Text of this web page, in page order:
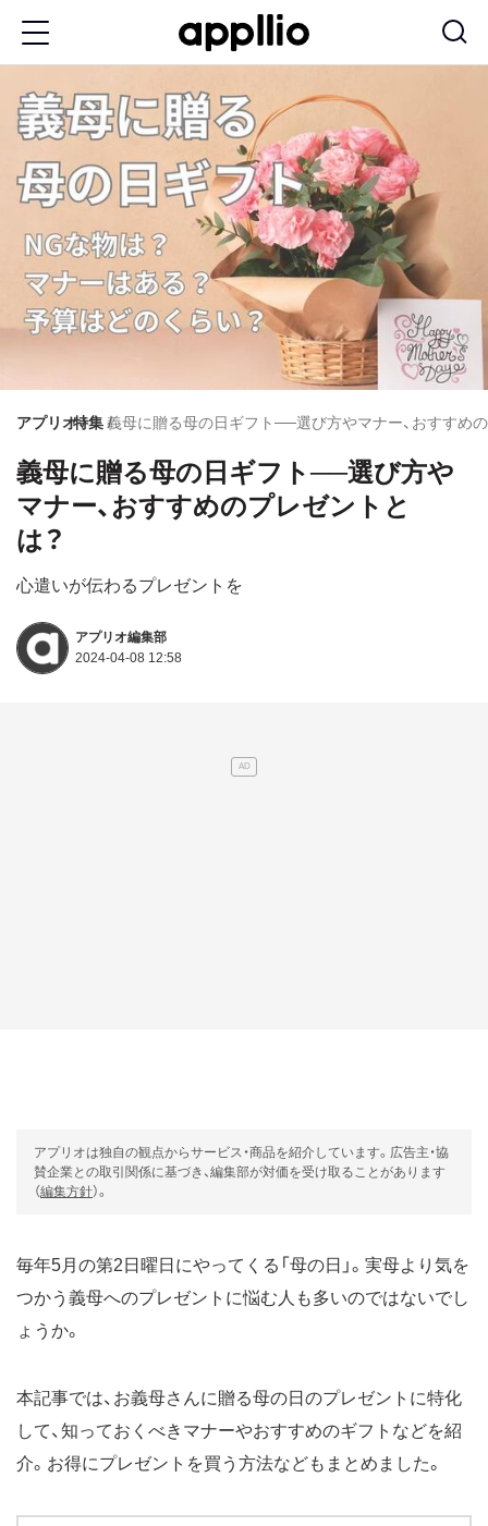
テ
移
アプリオ特集義母に贈る母の日ギフト──選び方やマナー、おすすめ
義母に贈る母の日ギフト──選び方や
マナー、おすすめのプレゼントと
は？
心遣いが伝わるプレゼントを
アプリオ編集部
2024-04-08 12:58
アプリオは独自の観点からサービス・商品を紹介しています。広告主・協
賛企業との取引関係に基づき、編集部が対価を受け取ることがあります
（編集方針）。
毎年5月の第2日曜日にやってくる「母の日」。実母より気を
つかう義母へのプレゼントに悩む人も多いのではないでし
ょうか。
本記事では、お義母さんに贈る母の日のプレゼントに特化
して、知っておくべきマナーやおすすめのギフトなどを紹
介。お得にプレゼントを買う方法などもまとめました。